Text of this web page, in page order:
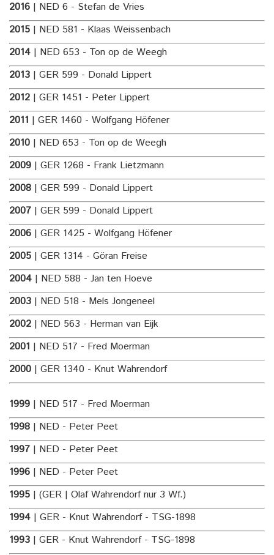
2016 | NED 6 - Stefan de Vries
2015 | NED 581 - Klaas Weissenbach
2014 | NED 653 - Ton op de Weegh
2013 | GER 599 - Donald Lippert
2012 | GER 1451 - Peter Lippert
2011 | GER 1460 - Wolfgang Höfener
2010 | NED 653 - Ton op de Weegh
2009 | GER 1268 - Frank Lietzmann
2008 | GER 599 - Donald Lippert
2007 | GER 599 - Donald Lippert
2006 | GER 1425 - Wolfgang Höfener
2005 | GER 1314 - Göran Freise
2004 | NED 588 - Jan ten Hoeve
2003 | NED 518 - Mels Jongeneel
2002 | NED 563 - Herman van Eijk
2001 | NED 517 - Fred Moerman
2000 | GER 1340 - Knut Wahrendorf
1999 | NED 517 - Fred Moerman
1998 | NED - Peter Peet
1997 | NED - Peter Peet
1996 | NED - Peter Peet
1995 | (GER | Olaf Wahrendorf nur 3 Wf.)
1994 | GER - Knut Wahrendorf - TSG-1898
1993 | GER - Knut Wahrendorf - TSG-1898